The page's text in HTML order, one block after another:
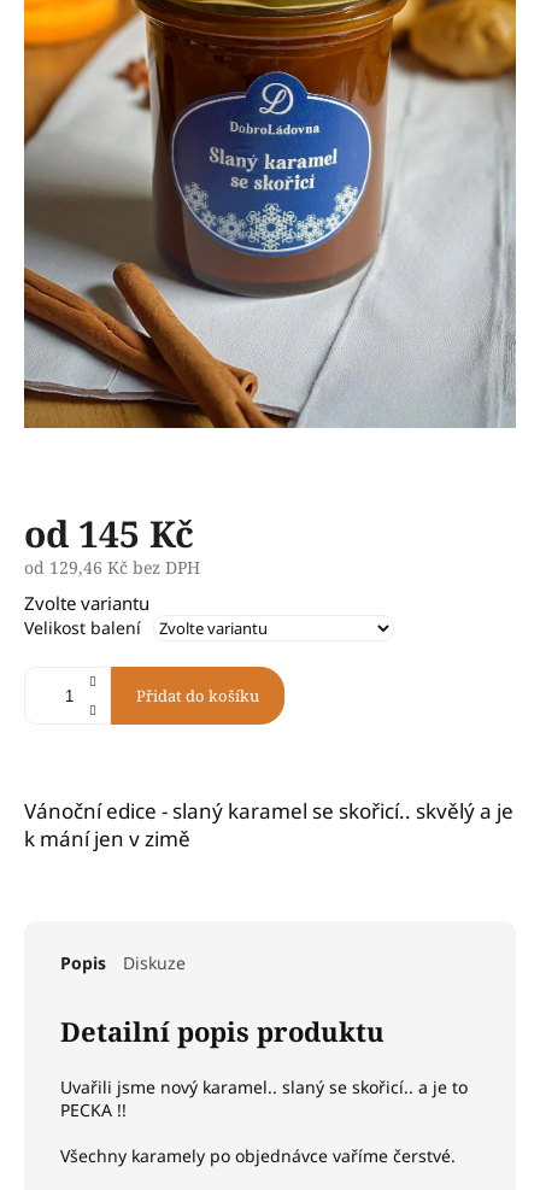
od 145 Kč
od 129,46 Kč bez DPH
Měrná
cena:
Zvolte variantu
Velikost balení
Přidat do košíku
Vánoční edice - slaný karamel se skořicí.. skvělý a je
k mání jen v zimě
Popis Diskuze
Detailní popis produktu
Uvařili jsme nový karamel.. slaný se skořicí.. a je to
PECKA !!
Všechny karamely po objednávce vaříme čerstvé.